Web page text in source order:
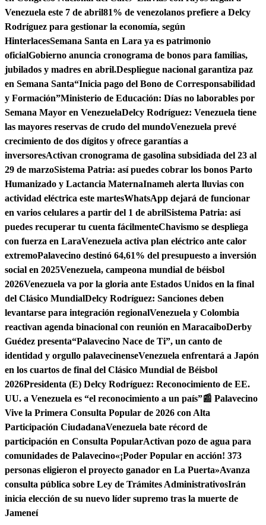
Venezuela este 7 de abril81% de venezolanos prefiere a Delcy
Rodríguez para gestionar la economía, según
HinterlacesSemana Santa en Lara ya es patrimonio
oficialGobierno anuncia cronograma de bonos para familias,
jubilados y madres en abril.Despliegue nacional garantiza paz
en Semana Santa“Inicia pago del Bono de Corresponsabilidad
y Formación”Ministerio de Educación: Días no laborables por
Semana Mayor en VenezuelaDelcy Rodríguez: Venezuela tiene
las mayores reservas de crudo del mundoVenezuela prevé
crecimiento de dos dígitos y ofrece garantías a
inversoresActivan cronograma de gasolina subsidiada del 23 al
29 de marzoSistema Patria: así puedes cobrar los bonos Parto
Humanizado y Lactancia MaternaInameh alerta lluvias con
actividad eléctrica este martesWhatsApp dejará de funcionar
en varios celulares a partir del 1 de abrilSistema Patria: así
puedes recuperar tu cuenta fácilmenteChavismo se despliega
con fuerza en LaraVenezuela activa plan eléctrico ante calor
extremoPalavecino destinó 64,61% del presupuesto a inversión
social en 2025Venezuela, campeona mundial de béisbol
2026Venezuela va por la gloria ante Estados Unidos en la final
del Clásico MundialDelcy Rodríguez: Sanciones deben
levantarse para integración regionalVenezuela y Colombia
reactivan agenda binacional con reunión en MaracaiboDerby
Guédez presenta“Palavecino Nace de Ti”, un canto de
identidad y orgullo palavecinenseVenezuela enfrentará a Japón
en los cuartos de final del Clásico Mundial de Béisbol
2026Presidenta (E) Delcy Rodríguez: Reconocimiento de EE.
UU. a Venezuela es “el reconocimiento a un país”📰 Palavecino
Vive la Primera Consulta Popular de 2026 con Alta
Participación CiudadanaVenezuela bate récord de
participación en Consulta PopularActivan pozo de agua para
comunidades de Palavecino«¡Poder Popular en acción! 373
personas eligieron el proyecto ganador en La Puerta»Avanza
consulta pública sobre Ley de Trámites AdministrativosIrán
inicia elección de su nuevo líder supremo tras la muerte de
Jameneí